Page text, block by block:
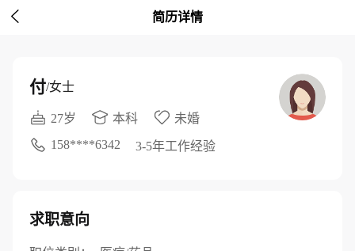
 简历详情
付/女士
27岁 本科
未婚
158****6342
3-5年工作经验
求职意向